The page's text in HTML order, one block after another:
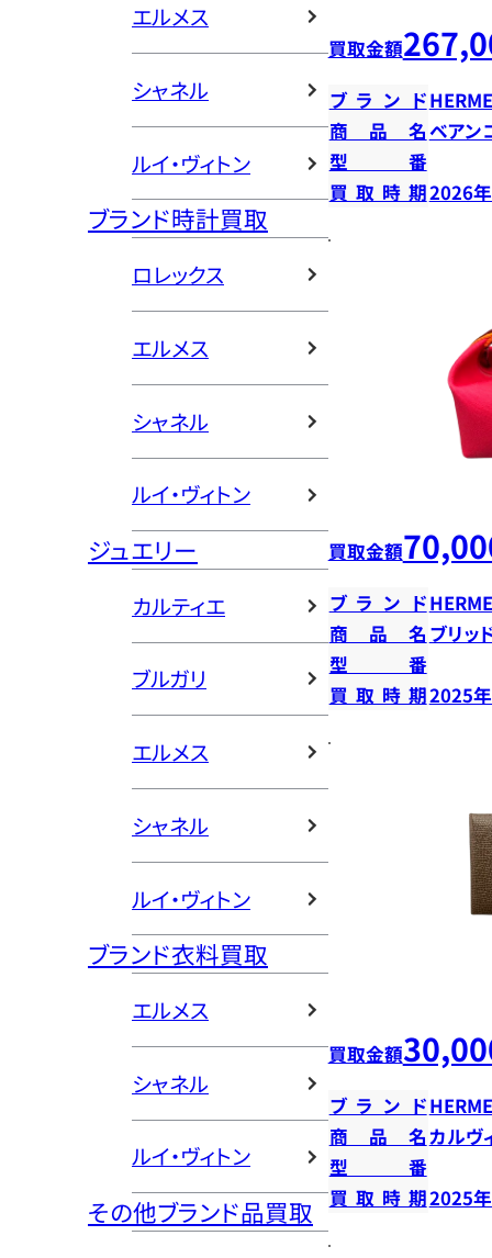
エルメス
シャネル
ルイ・ヴィトン
ブランド時計買取
ロレックス
エルメス
シャネル
ルイ・ヴィトン
ジュエリー
カルティエ
ブルガリ
エルメス
シャネル
ルイ・ヴィトン
ブランド衣料買取
エルメス
シャネル
ルイ・ヴィトン
その他ブランド品買取
買取金額
ブランド
商品名ベアン
型番
買取時期2026
買取金額
ブランド
商品名 ブリッ
型番
買取時期2025
買取金額
ブランド
商品名カルヴ
型番
買取時期2025